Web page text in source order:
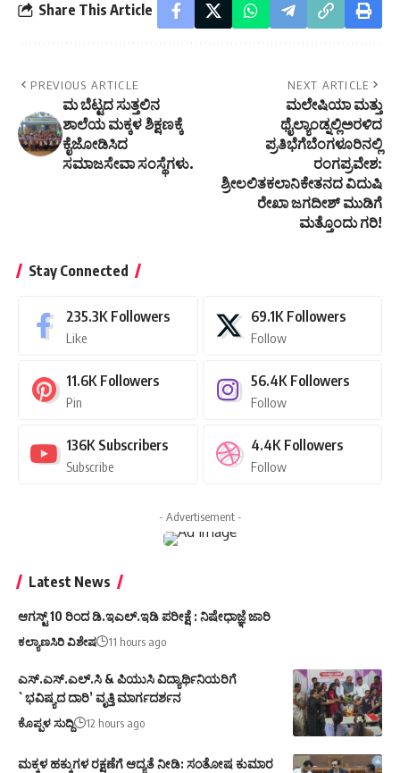
Share This Article
PREVIOUS ARTICLE
ಮ ಬೆಟ್ಟದ ಸುತ್ತಲಿನ
ಶಾಲೆಯ ಮಕ್ಕಳ ಶಿಕ್ಷಣಕ್ಕೆ
ಕೈಜೋಡಿಸಿದ
ಸಮಾಜಸೇವಾ ಸಂಸ್ಥೆಗಳು.
NEXT ARTICLE
ಮಲೇಷಿಯಾ ಮತ್ತು
ಥೈಲ್ಯಾಂಡ್ನಲ್ಲಿಅರಳಿದ
ಪ್ರತಿಭೆಗೆಬೆಂಗಳೂರಿನಲ್ಲಿ
ರಂಗಪ್ರವೇಶ:
ಶ್ರೀಲಲಿತಕಲಾನಿಕೇತನದ ವಿದುಷಿ
ರೇಖಾ ಜಗದೀಶ್ ಮುಡಿಗೆ
ಮತ್ತೊಂದು ಗರಿ!
Stay Connected
235.3K Followers
Like
69.1K Followers
Follow
11.6K Followers
Pin
56.4K Followers
Follow
136K Subscribers
Subscribe
4.4K Followers
Follow
- Advertisement -
Latest News
ಆಗಸ್ಟ್ 10 ರಿಂದ ಡಿ.ಇಎಲ್.ಇಡಿ ಪರೀಕ್ಷೆ : ನಿಷೇಧಾಜ್ಞೆ ಜಾರಿ
ಕಲ್ಯಾಣಸಿರಿ ವಿಶೇಷ 11 hours ago
ಎಸ್.ಎಸ್.ಎಲ್.ಸಿ & ಪಿಯುಸಿ ವಿದ್ಯಾರ್ಥಿನಿಯರಿಗೆ
`ಭವಿಷ್ಯದ ದಾರಿ’ ವೃತ್ತಿ ಮಾರ್ಗದರ್ಶನ
ಕೊಪ್ಪಳ ಸುದ್ದಿ 12 hours ago
ಮಕ್ಕಳ ಹಕ್ಕುಗಳ ರಕ್ಷಣೆಗೆ ಆದ್ಯತೆ ನೀಡಿ: ಸಂತೋಷ ಕುಮಾರ